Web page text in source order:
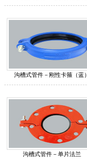
沟槽式管件－刚性卡箍（蓝）
沟槽式管件－单片法兰